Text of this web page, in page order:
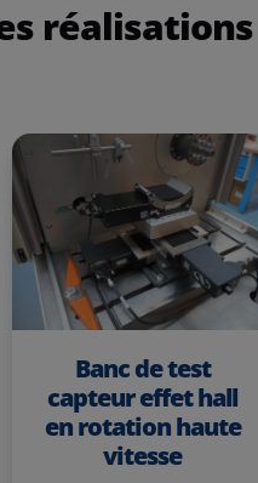
réalisations
Banc de test
capteur effet hall
en rotation haute
vitesse